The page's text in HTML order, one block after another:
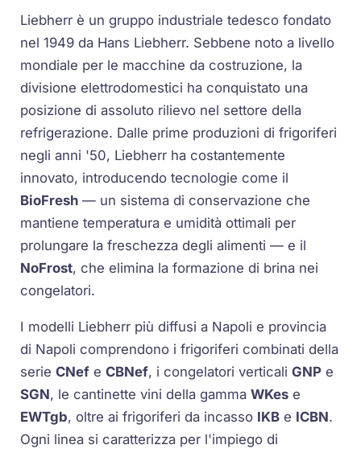
Liebherr è un gruppo industriale tedesco fondato
nel 1949 da Hans Liebherr. Sebbene noto a livello
mondiale per le macchine da costruzione, la
divisione elettrodomestici ha conquistato una
posizione di assoluto rilievo nel settore della
refrigerazione. Dalle prime produzioni di frigoriferi
negli anni '50, Liebherr ha costantemente
innovato, introducendo tecnologie come il
BioFresh — un sistema di conservazione che
mantiene temperatura e umidità ottimali per
prolungare la freschezza degli alimenti — e il
NoFrost, che elimina la formazione di brina nei
congelatori.
I modelli Liebherr più diffusi a Napoli e provincia
di Napoli comprendono i frigoriferi combinati della
serieCNef eCBNef, i congelatori verticaliGNP e
SGN, le cantinette vini della gammaWKes e
EWTgb, oltre ai frigoriferi da incasso IKB e ICBN.
Ogni linea si caratterizza per l'impiego di